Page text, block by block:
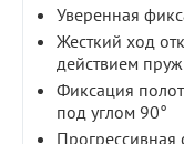
Уверенная
Жесткий ход
действием
Фиксация
под углом 90°
Прогрессивная